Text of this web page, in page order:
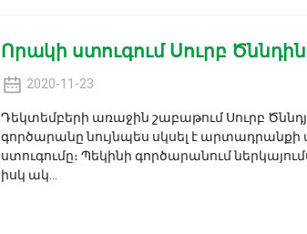
Որակի ստուգում Սուրբ
2020-11-23
Դեկտեմբերի առաջին շաբաթում Սուրբ
գործարանը նույնպես սկսել է
ստուգումը։ Պեկինի գործարանում
իսկ ակ...